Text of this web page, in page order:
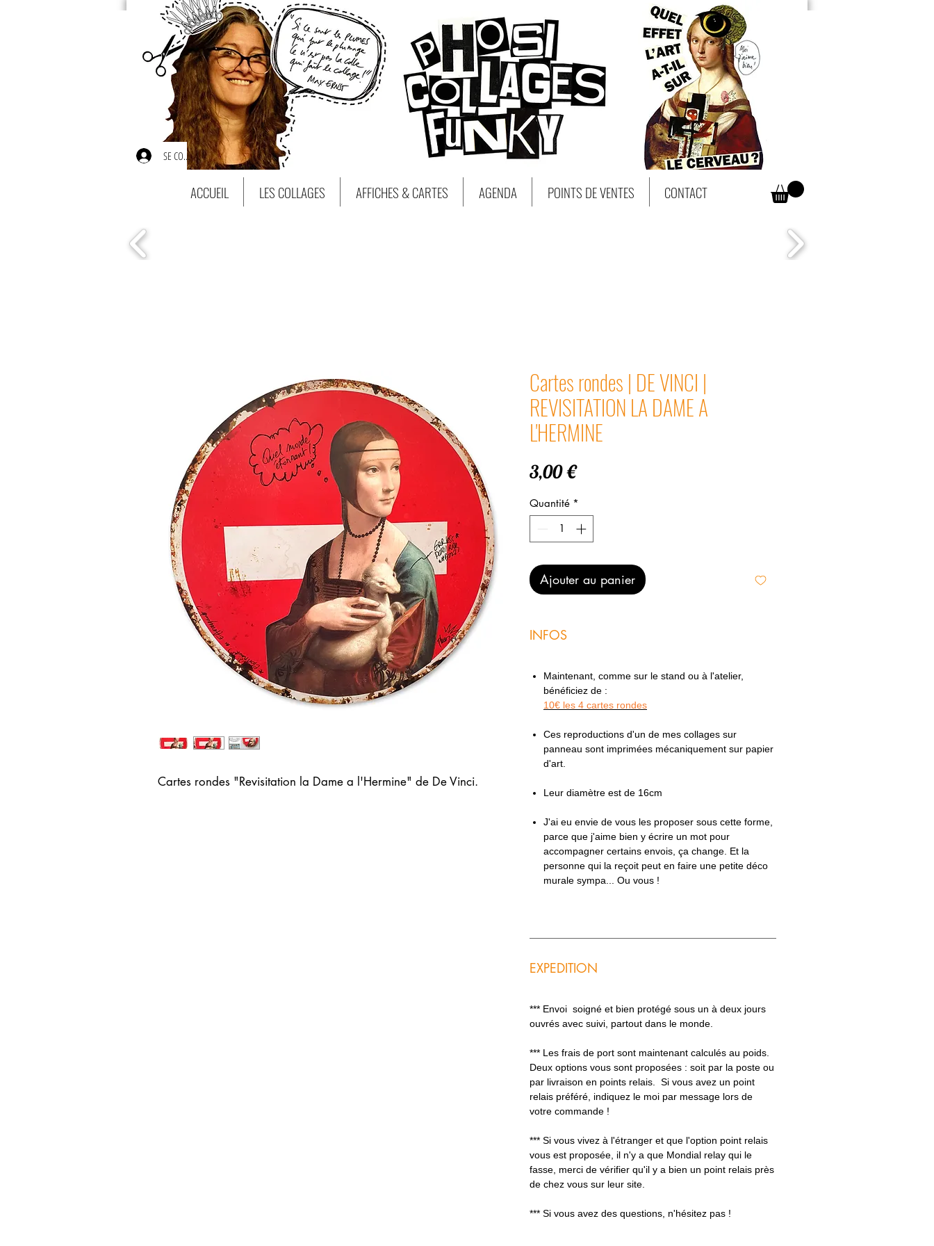
SE CONNECTER
ACCUEIL LES COLLAGES AFFICHES & CARTES AGENDA POINTS DE VENTES CONTACT
Cartes rondes "Revisitation la Dame a l'Hermine" de De Vinci.
Cartes rondes | DE VINCI |
REVISITATION LA DAME A
L'HERMINE
3,00 €Prix
Quantité *
Ajouter au panier
INFOS
Maintenant, comme sur le stand ou à l'atelier,
bénéficiez de :
10€ les 4 cartes rondes
Ces reproductions d'un de mes collages sur
panneau sont imprimées mécaniquement sur papier
d'art.
Leur diamètre est de 16cm
J'ai eu envie de vous les proposer sous cette forme,
parce que j'aime bien y écrire un mot pour
accompagner certains envois, ça change. Et la
personne qui la reçoit peut en faire une petite déco
murale sympa... Ou vous !
EXPEDITION
*** Envoi soigné et bien protégé sous un à deux jours
ouvrés avec suivi, partout dans le monde.
*** Les frais de port sont maintenant calculés au poids.
Deux options vous sont proposées : soit par la poste ou
par livraison en points relais. Si vous avez un point
relais préféré, indiquez le moi par message lors de
votre commande !
*** Si vous vivez à l'étranger et que l'option point relais
vous est proposée, il n'y a que Mondial relay qui le
fasse, merci de vérifier qu'il y a bien un point relais près
de chez vous sur leur site.
*** Si vous avez des questions, n'hésitez pas !